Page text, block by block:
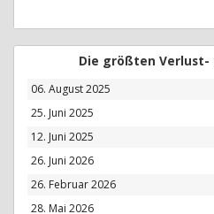
Die größten Verlust-
06. August 2025
25. Juni 2025
12. Juni 2025
26. Juni 2026
26. Februar 2026
28. Mai 2026